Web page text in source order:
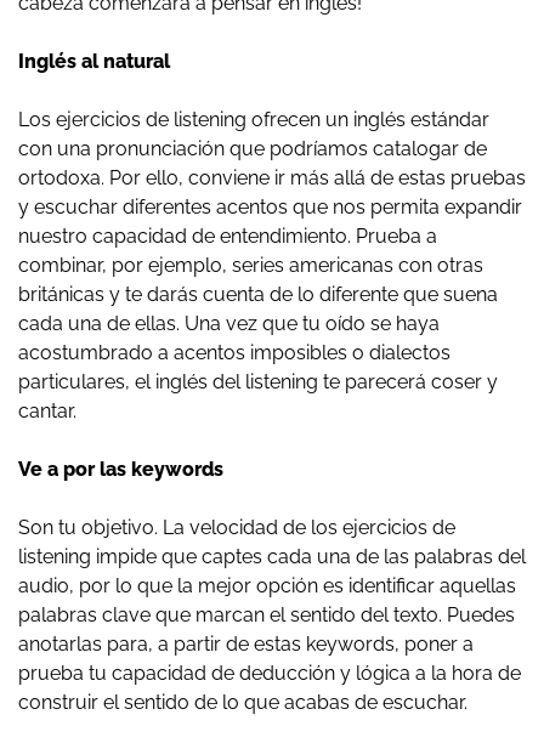
Inglés al natural
Los ejercicios de listening ofrecen un inglés estándar
con una pronunciación que podríamos catalogar de
ortodoxa. Por ello, conviene ir más allá de estas pruebas
y escuchar diferentes acentos que nos permita expandir
nuestro capacidad de entendimiento. Prueba a
combinar, por ejemplo, series americanas con otras
británicas y te darás cuenta de lo diferente que suena
cada una de ellas. Una vez que tu oído se haya
acostumbrado a acentos imposibles o dialectos
particulares, el inglés del listening te parecerá coser y
cantar.
Ve a por las keywords
Son tu objetivo. La velocidad de los ejercicios de
listening impide que captes cada una de las palabras del
audio, por lo que la mejor opción es identificar aquellas
palabras clave que marcan el sentido del texto. Puedes
anotarlas para, a partir de estas keywords, poner a
prueba tu capacidad de deducción y lógica a la hora de
construir el sentido de lo que acabas de escuchar.